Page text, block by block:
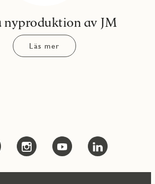
nyproduktion av JM
Läs mer